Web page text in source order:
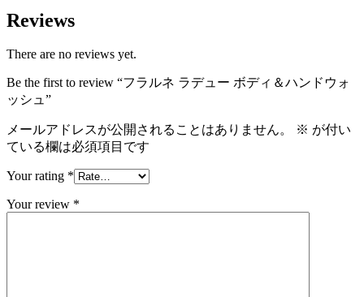
Reviews
There are no reviews yet.
Be the first to review “フラルネ ラデュー ボディ＆ハンドウォ
ッシュ”
メールアドレスが公開されることはありません。 ※ が付い
ている欄は必須項目です
Your rating *
Your review *